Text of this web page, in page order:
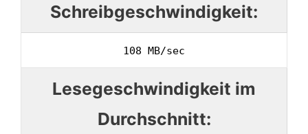
Schreibgeschwindigkeit:
108 MB/sec
Lesegeschwindigkeit im
Durchschnitt: